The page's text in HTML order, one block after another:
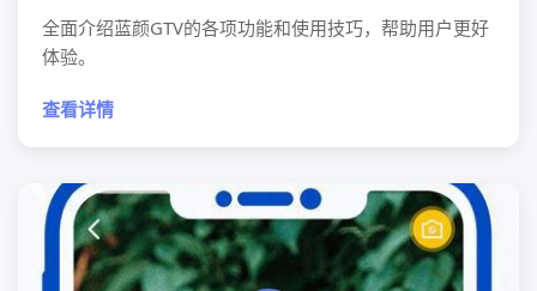
全面介绍蓝颜GTV的各项功能和使用技巧，帮助用户更好
体验。
查看详情